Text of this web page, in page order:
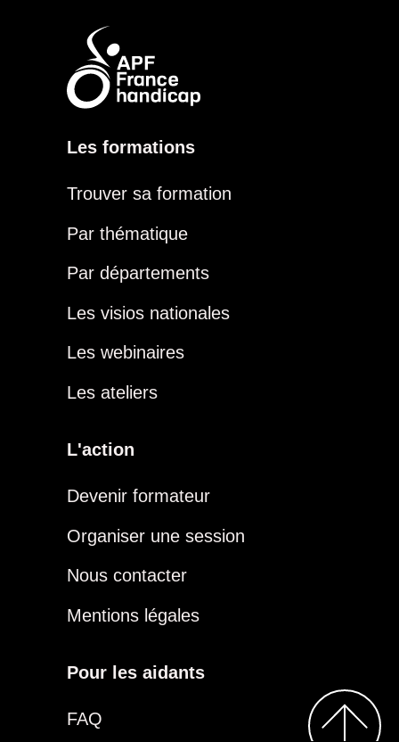
Les formations
Trouver sa formation
Par thématique
Par départements
Les visios nationales
Les webinaires
Les ateliers
L'action
Devenir formateur
Organiser une session
Nous contacter
Mentions légales
Pour les aidants
FAQ